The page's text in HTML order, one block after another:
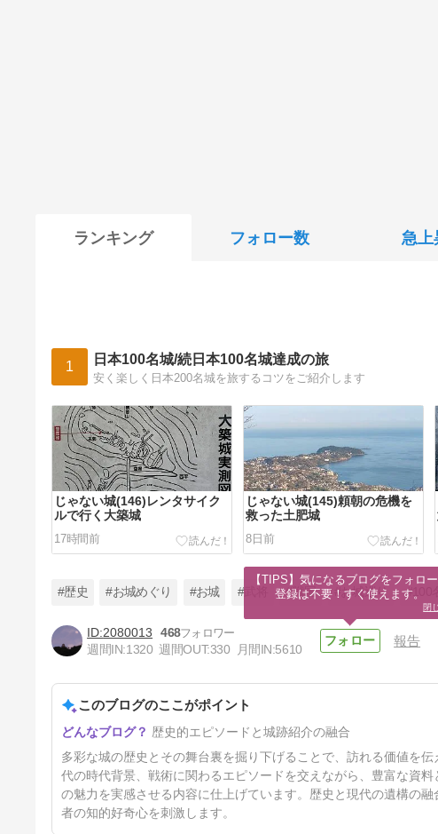
ランキング フォロー数 急上
1 日本100名城/続日本100名城達成の旅
安く楽しく日本200名城を旅するコツをご紹介します
じゃない城(146)レンタサイク
ルで行く大築城
17時間前
じゃない城(145)頼朝の危機を
救った土肥城
8日前
家の館 彦部屋敷
29日前
#歴史 #お城めぐり #お城 #武将 #戦国 #お城巡り #100
2080013
468
週間IN:1320 週間OUT:330 月間IN:5610
報告
このブログのここがポイント
歴史的エピソードと城跡紹介の融合
多彩な城の歴史とその舞台裏を掘り下げることで、訪れる価値を
代の時代背景、戦術に関わるエピソードを交えながら、豊富な資
の魅力を実感させる内容に仕上げています。歴史と現代の遺構の
者の知的好奇心を刺激します。
【TIPS】気になるブログをフォロー
登録は不要！すぐ使えます。
閉